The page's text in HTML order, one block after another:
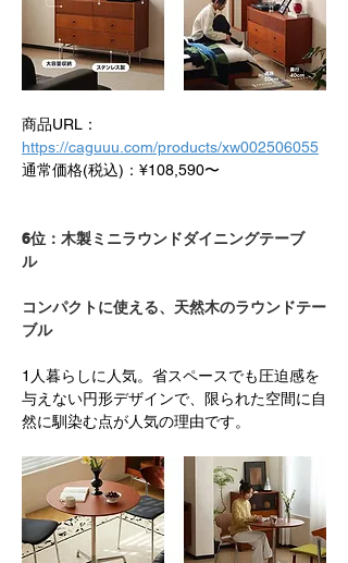
商品URL：
https://caguuu.com/products/xw002506055
通常価格(税込)：¥108,590〜
6位：木製ミニラウンドダイニングテーブ
ル
コンパクトに使える、天然木のラウンドテー
ブル
1人暮らしに人気。省スペースでも圧迫感を
与えない円形デザインで、限られた空間に自
然に馴染む点が人気の理由です。